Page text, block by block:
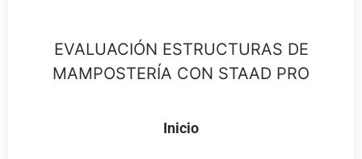
EVALUACIÓN ESTRUCTURAS DE
MAMPOSTERÍA CON STAAD PRO